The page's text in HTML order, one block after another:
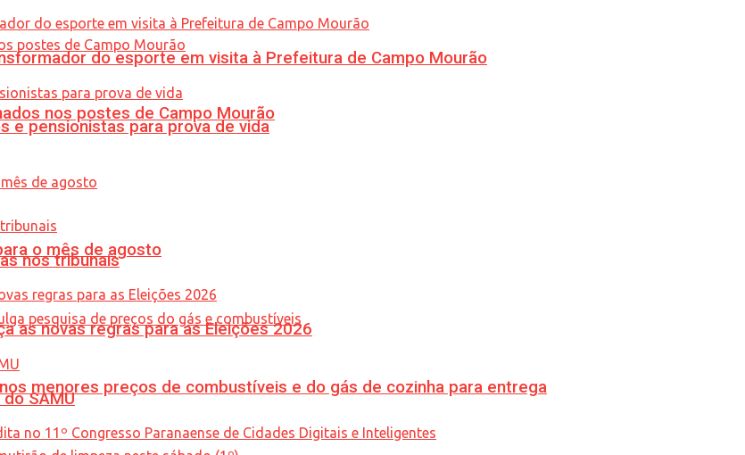
nos postes de Campo Mourão
o mês de agosto
menores preços de combustíveis e do gás de cozinha para entrega
do esporte em visita à Prefeitura de Campo Mourão
e pensionistas para prova de vida
nos tribunais
as novas regras para as Eleições 2026
SAMU